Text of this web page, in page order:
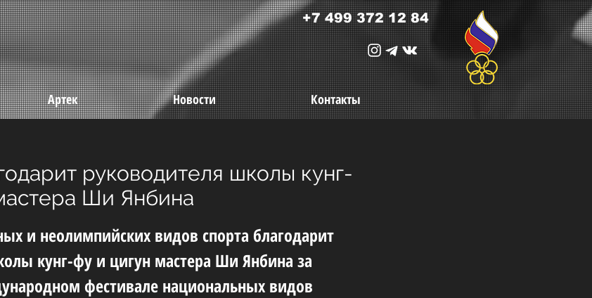
+7 499 372 12 84
Артек Новости Контакты
руководителя школы кунг-
Ши Янбина
и неолимпийских видов спорта благодарит
кунг-фу и цигун мастера Ши Янбина за
фестивале национальных видов